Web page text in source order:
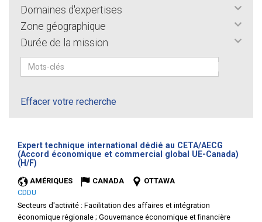
Domaines d'expertises
Zone géographique
Durée de la mission
Effacer votre recherche
Expert technique international dédié au CETA/AECG
(Accord économique et commercial global UE-Canada)
(H/F)
AMÉRIQUES CANADA
OTTAWA
CDDU
Secteurs d'activité : Facilitation des affaires et intégration
économique régionale ; Gouvernance économique et financière